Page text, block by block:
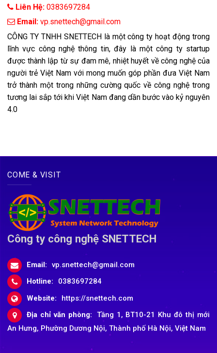
Liên Hệ: 0383697284
Email: vp.snettech@gmail.com
CÔNG TY TNHH SNETTECH là một công ty hoạt động trong
lĩnh vực công nghệ thông tin, đây là một công ty startup
được thành lập từ sự đam mê, nhiệt huyết về công nghệ của
người trẻ Việt Nam với mong muốn góp phần đưa Việt Nam
trở thành một trong những cường quốc về công nghệ trong
tương lai sắp tới khi Việt Nam đang dần bước vào kỷ nguyên
4.0
COME & VISIT
Công ty công nghệ SNETTECH
Email:
vp.snettech@gmail.com
Hotline:
0383697284
Website:
https://snettech.com
Địa chỉ văn phòng:
Tầng 1, BT10-21 Khu đô thị mới
An Hưng, Phường Dương Nội, Thành phố Hà Nội, Việt Nam